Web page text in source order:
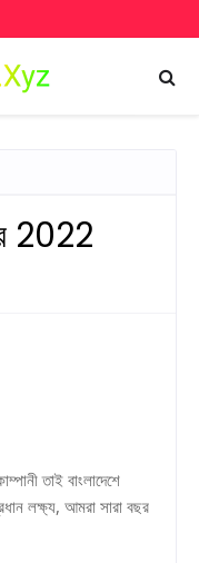
2022
তাই বাংলাদেশে
লক্ষ্য, আমরা সারা বছর